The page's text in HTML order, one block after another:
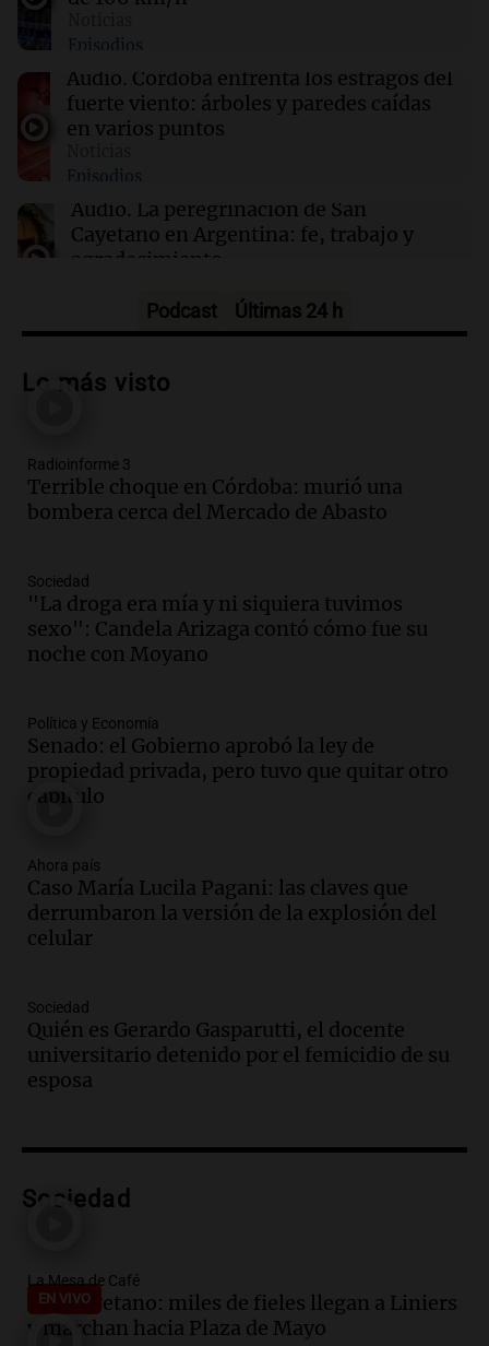
Un amigo gratis: la búsqueda de la aceptación
09:04 River Plate
River se enfrenta a Tigre en un duelo crucial
para el futuro de Coudet
Episodios
Audio. Córdoba enfrenta los estragos del
fuerte viento: árboles y paredes caídas
en varios puntos
Episodios
Audio. La peregrinación de San
Cayetano en Argentina: fe, trabajo y
agradecimiento
Audio.Detuvieron al hijo de Fran
allanamientos en Rosario
Audio.
anticipa humilidad en el Santuario de
San Cayetano
Audio.El obispo de Buenos Aires
anticipa su homilía en el Santuario de
San Cayetano en Liniers
Audio.Prisión preventiva para
motociclista por intento de homicidio
en Santa Lucía, Tucumán
Panorama Federal
Audio.
Tucumán afecta a hogares con subas de
hasta el 38% en agosto
Panorama Federal
Audio.
reporta menos víctimas fatales en
accidentes de tránsito en Mendoza
pago en chachos para empleados
Noticias
Audio.
Actualidad
Episodios
Podcast Últimas 24 h
Lo más visto
Radioinforme 3
Terrible choque en Córdoba: murió una
bombera cerca del Mercado de Abasto
Sociedad
"La droga era mía y ni siquiera tuvimos
sexo": Candela Arizaga contó cómo fue su
noche con Moyano
Política y Economía
Senado: el Gobierno aprobó la ley de
propiedad privada, pero tuvo que quitar otro
capítulo
Ahora país
Caso María Lucila Pagani: las claves que
derrumbaron la versión de la explosión del
celular
Sociedad
Quién es Gerardo Gasparutti, el docente
universitario detenido por el femicidio de su
esposa
Sociedad
EN VIVO
La Mesa de Café
San Cayetano: miles de fieles llegan a Liniers
y marchan hacia Plaza de Mayo